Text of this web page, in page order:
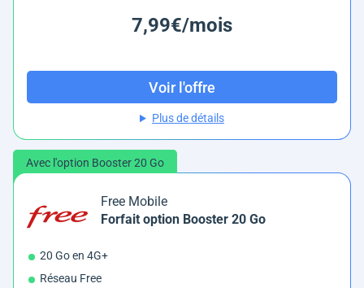
7,99€/mois
Voir l'offre
Plus de détails
Avec l'option Booster 20 Go
Free Mobile
Forfait option Booster 20 Go
20 Go en 4G+
Réseau Free